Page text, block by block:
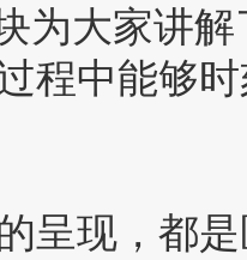
为大家讲
程中能够
现，都是